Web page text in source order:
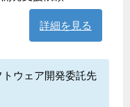
詳細を見る
ウェア開発委託先